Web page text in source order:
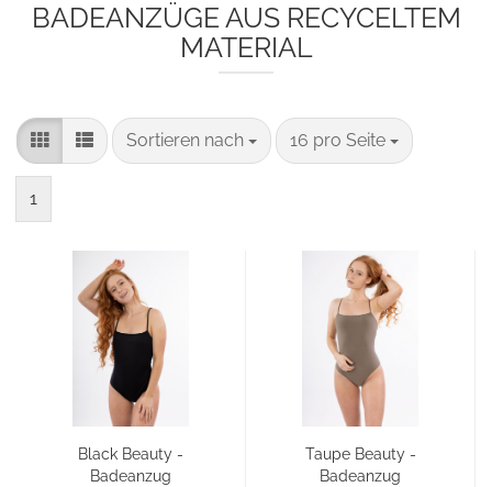
BADEANZÜGE AUS RECYCELTEM
MATERIAL
Sortieren nach
Sortieren nach 16 pro Seite
pro Seite
1
Black Beauty -
Badeanzug
Taupe Beauty -
Badeanzug